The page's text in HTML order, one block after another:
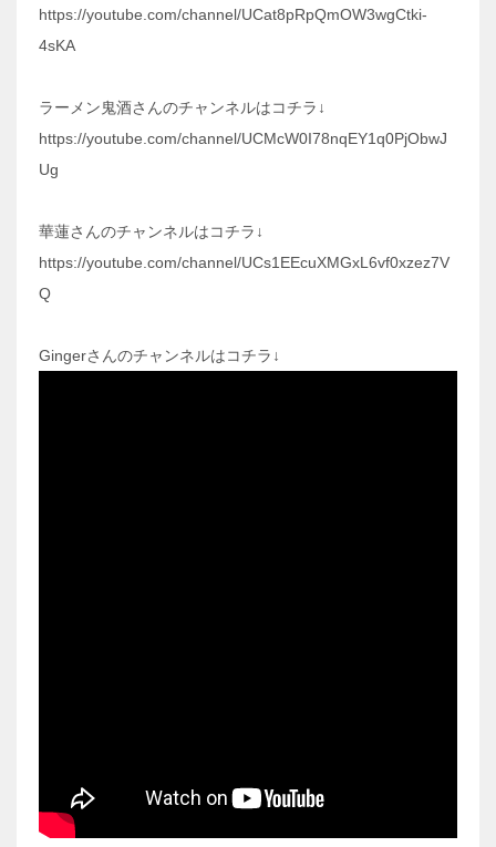
https://youtube.com/channel/UCat8pRpQmOW3wgCtki-
4sKA
ラーメン鬼酒さんのチャンネルはコチラ↓
https://youtube.com/channel/UCMcW0I78nqEY1q0PjObwJ
Ug
華蓮さんのチャンネルはコチラ↓
https://youtube.com/channel/UCs1EEcuXMGxL6vf0xzez7V
Q
Gingerさんのチャンネルはコチラ↓